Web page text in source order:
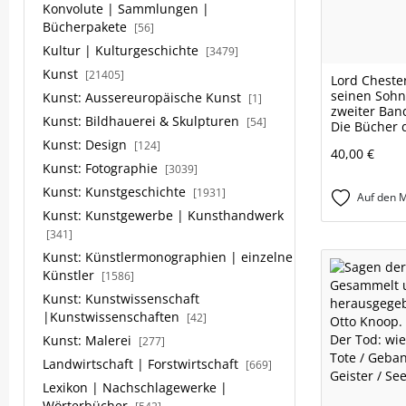
Konvolute | Sammlungen |
Bücherpakete [56]
Kultur | Kulturgeschichte [3479]
Kunst [21405]
Kunst: Aussereuropäische Kunst [1]
Kunst: Bildhauerei & Skulpturen [54]
Kunst: Design [124]
Kunst: Fotographie [3039]
Kunst: Kunstgeschichte [1931]
Kunst: Kunstgewerbe | Kunsthandwerk
[341]
Kunst: Künstlermonographien | einzelne
Künstler [1586]
Kunst: Kunstwissenschaft
|Kunstwissenschaften
[42]
Kunst: Malerei [277]
Landwirtschaft | Forstwirtschaft [669]
Lexikon | Nachschlagewerke |
Lord
seinen
zweiter
Die Bücher
40,00 €
Auf den